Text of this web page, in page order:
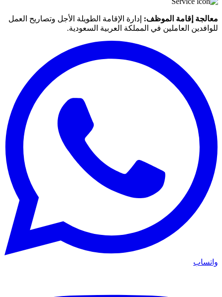
معالجة إقامة الموظف: إدارة الإقامة الطويلة الأجل وتصاريح العمل
للوافدين العاملين في المملكة العربية السعودية.
واتساب